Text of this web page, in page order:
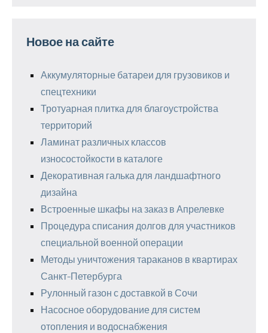
Новое на сайте
Аккумуляторные батареи для грузовиков и
спецтехники
Тротуарная плитка для благоустройства
территорий
Ламинат различных классов
износостойкости в каталоге
Декоративная галька для ландшафтного
дизайна
Встроенные шкафы на заказ в Апрелевке
Процедура списания долгов для участников
специальной военной операции
Методы уничтожения тараканов в квартирах
Санкт-Петербурга
Рулонный газон с доставкой в Сочи
Насосное оборудование для систем
отопления и водоснабжения